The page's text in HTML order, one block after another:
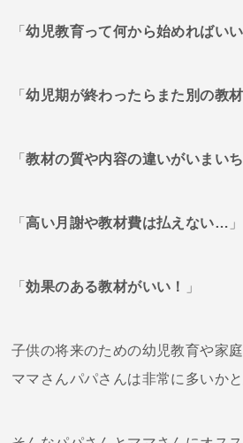
「幼児教育って何から始めればい
「幼児期が終わったらまた別の教
「教材の質や内容の違いがいまい
「高い月謝や教材費は払えない… 」
「効果のある教材がいい！ 」
子供の将来のための幼児教育や家
ママさんパパさんは非常に多いか